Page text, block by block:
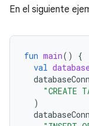
En el siguiente
fun main()
{
val
"CREATE
)